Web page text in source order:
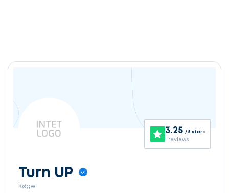
3.25 / 5 stars
1 reviews
Turn UP
Køge